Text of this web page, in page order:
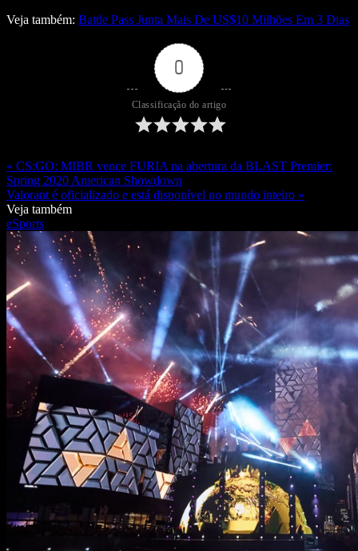
Veja também: Battle Pass Junta Mais De US$10 Milhões Em 3 Dias
0
Classificação do artigo
« CS:GO: MIBR vence FURIA na abertura da BLAST Premier:
Spring 2020 American Showdown
Valorant é oficializado e está disponível no mundo inteiro »
Veja também
eSports